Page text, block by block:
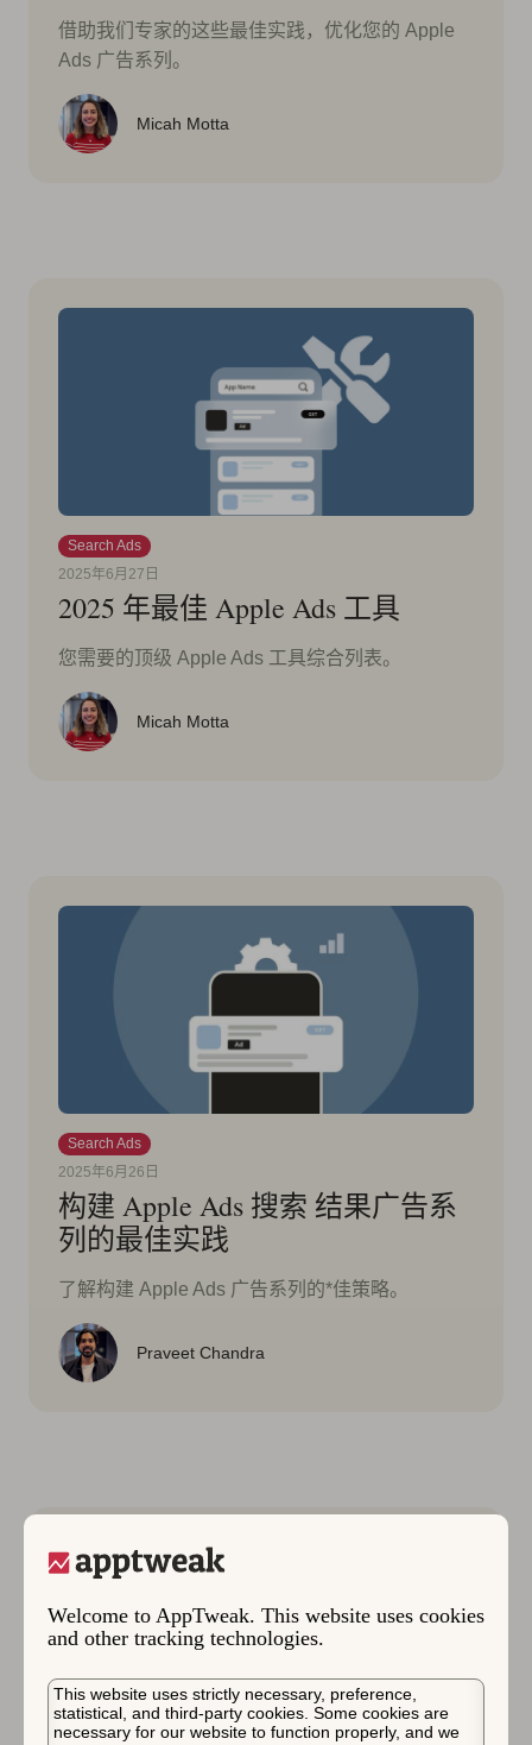
Welcome to AppTweak. This website uses cookies
and other tracking technologies.
This website uses strictly necessary, preference,
statistical, and third-party cookies. Some cookies are
necessary for our website to function properly, and we
借助我们专家的这些最佳实践，优化您的 Apple
Ads 广告系列。
Micah Motta
Search Ads
2025年6月27日
2025 年最佳 Apple Ads 工具
您需要的顶级 Apple Ads 工具综合列表。
Micah Motta
Search Ads
2025年6月26日
构建 Apple Ads 搜索 结果广告系
列的最佳实践
了解构建 Apple Ads 广告系列的*佳策略。
Praveet Chandra